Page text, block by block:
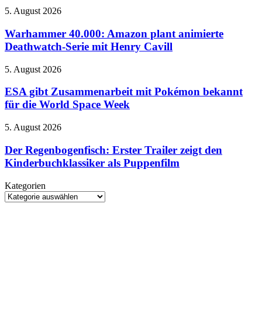
Überblick
neue
zu
Story,
und
Warhammer
Amazon
plant
animierte
Serie
Henry
Cavill
5. August 2026
Warhammer 40.000: Amazon plant animierte
Deathwatch-Serie mit Henry Cavill
ESA
Zusammenarbeit
mit
Pokémon
für
World
Space
5. August 2026
ESA gibt Zusammenarbeit mit Pokémon bekannt
für die World Space Week
Der
Erster
Trailer
zeigt
Kinderbuchklassiker
als
5. August 2026
Der Regenbogenfisch: Erster Trailer zeigt den
Kinderbuchklassiker als Puppenfilm
Kategorien
Kategorien